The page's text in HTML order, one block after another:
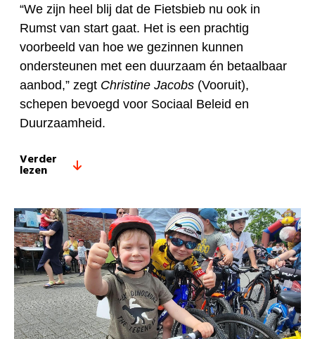
“We zijn heel blij dat de Fietsbieb nu ook in
Rumst van start gaat. Het is een prachtig
voorbeeld van hoe we gezinnen kunnen
ondersteunen met een duurzaam én betaalbaar
aanbod,” zegt Christine Jacobs (Vooruit),
schepen bevoegd voor Sociaal Beleid en
Duurzaamheid.
Verder
lezen